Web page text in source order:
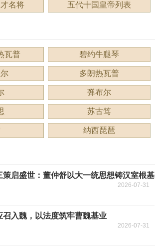
名将 五代十国皇帝列表
瓦普 碧约牛腿琴
多朗热瓦普
弹布尔
苏古笃
纳西琵琶
策启盛世：董仲舒以大一统思想铸汉室根基
2026-07-31
召入魏，以法度筑牢曹魏基业
2026-07-31